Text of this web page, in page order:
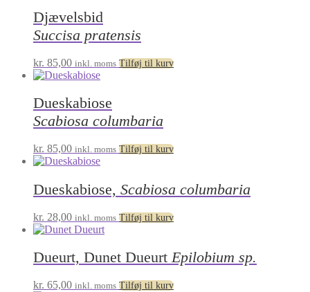
Djævelsbid
Succisa pratensis
kr. 85,00 inkl. moms Tilføj til kurv
Dueskabiose
Scabiosa columbaria
kr. 85,00 inkl. moms Tilføj til kurv
Dueskabiose, Scabiosa columbaria
kr. 28,00 inkl. moms Tilføj til kurv
Dueurt, Dunet DueurtEpilobium sp.
kr. 65,00 inkl. moms Tilføj til kurv